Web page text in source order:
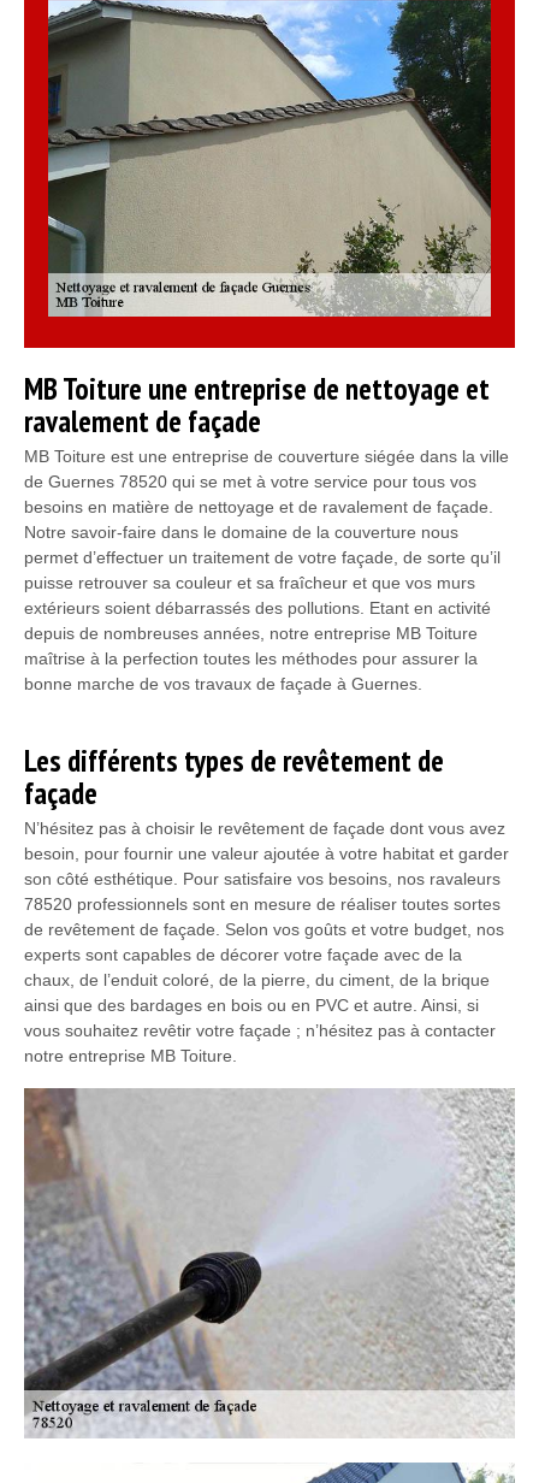
MB Toiture une entreprise de nettoyage et
ravalement de façade
MB Toiture est une entreprise de couverture siégée dans la ville
de Guernes 78520 qui se met à votre service pour tous vos
besoins en matière de nettoyage et de ravalement de façade.
Notre savoir-faire dans le domaine de la couverture nous
permet d’effectuer un traitement de votre façade, de sorte qu’il
puisse retrouver sa couleur et sa fraîcheur et que vos murs
extérieurs soient débarrassés des pollutions. Etant en activité
depuis de nombreuses années, notre entreprise MB Toiture
maîtrise à la perfection toutes les méthodes pour assurer la
bonne marche de vos travaux de façade à Guernes.
Les différents types de revêtement de
façade
N’hésitez pas à choisir le revêtement de façade dont vous avez
besoin, pour fournir une valeur ajoutée à votre habitat et garder
son côté esthétique. Pour satisfaire vos besoins, nos ravaleurs
78520 professionnels sont en mesure de réaliser toutes sortes
de revêtement de façade. Selon vos goûts et votre budget, nos
experts sont capables de décorer votre façade avec de la
chaux, de l’enduit coloré, de la pierre, du ciment, de la brique
ainsi que des bardages en bois ou en PVC et autre. Ainsi, si
vous souhaitez revêtir votre façade ; n’hésitez pas à contacter
notre entreprise MB Toiture.